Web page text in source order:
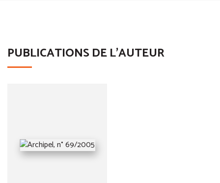
PUBLICATIONS DE L'AUTEUR